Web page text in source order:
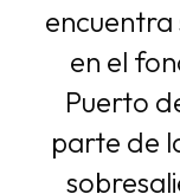
en el
Puerto
parte de